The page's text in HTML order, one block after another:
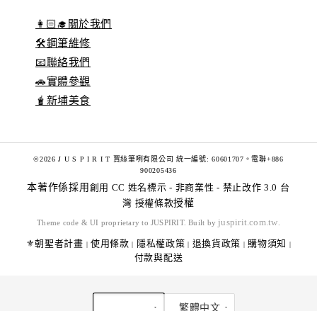
👩🏻‍🎓關於我們
🛠️鋼筆維修
📧聯絡我們
🚗實體參觀
🧋新埔美食
©2026 J U S P I R I T 賈絲筆咧有限公司 統一編號: 60601707。電聯+886
900205436
本著作係採用 創用 CC 姓名標示 - 非商業性 - 禁止改作 3.0 台
灣 授權條款授權
Theme code & UI proprietary to JUSPIRIT. Built by juspirit.com.tw
⚜️朝聖者計畫 | 使用條款 | 隱私權政策 | 退換貨政策 | 購物須知 |
付款與配送